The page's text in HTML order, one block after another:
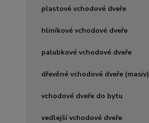
plastové vchodové dveře
hliníkové vchodové dveře
palubkové vchodové dveře
dřevěné vchodové dveře (masiv)
vchodové dveře do bytu
vedlejší vchodové dveře